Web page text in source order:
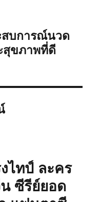
บการณ์นวด
สุขภาพที่ดี
ไทป์ ละคร
ซีรีย์ยอด